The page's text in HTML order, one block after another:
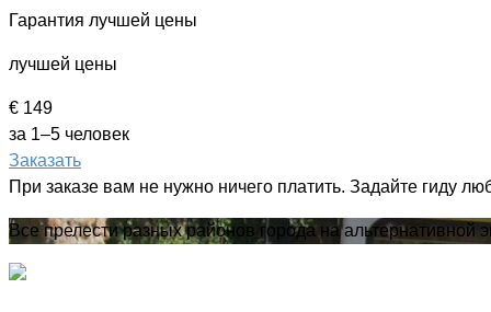
Гарантия лучшей цены
лучшей цены
€ 149
за 1–5 человек
Заказать
При заказе вам не нужно ничего платить. Задайте гиду
Все прелести разных районов города на альтернативной